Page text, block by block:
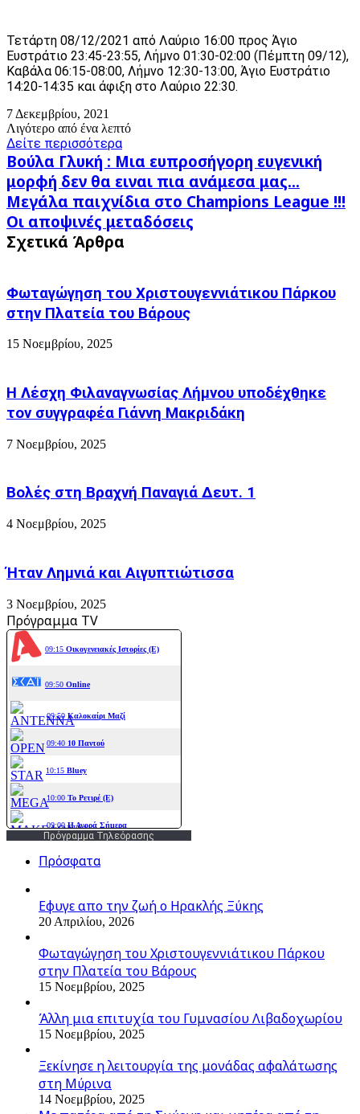
Τετάρτη 08/12/2021 από Λαύριο 16:00 προς Άγιο
Ευστράτιο 23:45-23:55, Λήμνο 01:30-02:00 (Πέμπτη 09/12),
Καβάλα 06:15-08:00, Λήμνο 12:30-13:00, Άγιο Ευστράτιο
14:20-14:35 και άφιξη στο Λαύριο 22:30.
7 Δεκεμβρίου, 2021
Λιγότερο από ένα λεπτό
Δείτε περισσότερα
Βούλα
Γλυκή
:
Μια
ευπροσήγορη
ευγενική
μορφή
ειναι
πια
ανάμεσα
μας...
Βούλα Γλυκή : Μια ευπροσήγορη ευγενική
μορφή δεν θα ειναι πια ανάμεσα μας...
Μεγάλα
παιχνίδια
στο
Champions
Οι
αποψινές
μεταδόσεις
Μεγάλα παιχνίδια στο Champions League !!!
Οι αποψινές μεταδόσεις
Σχετικά Άρθρα
Φωταγώγηση του Χριστουγεννιάτικου Πάρκου
στην Πλατεία του Βάρους
15 Νοεμβρίου, 2025
Η Λέσχη Φιλαναγνωσίας Λήμνου υποδέχθηκε
τον συγγραφέα Γιάννη Μακριδάκη
7 Νοεμβρίου, 2025
Βολές στη Βραχνή Παναγιά Δευτ. 1
4 Νοεμβρίου, 2025
Ήταν Λημνιά και Αιγυπτιώτισσα
3 Νοεμβρίου, 2025
Πρόγραμμα TV
Πρόγραμμα Τηλεόρασης
Πρόσφατα
Εφυγε απο την ζωή o Ηρακλής Ξύκης
20 Απριλίου, 2026
Φωταγώγηση του Χριστουγεννιάτικου Πάρκου
στην Πλατεία του Βάρους
15 Νοεμβρίου, 2025
Άλλη μια επιτυχία του Γυμνασίου Λιβαδοχωρίου
15 Νοεμβρίου, 2025
Ξεκίνησε η λειτουργία της μονάδας αφαλάτωσης
στη Μύρινα
14 Νοεμβρίου, 2025